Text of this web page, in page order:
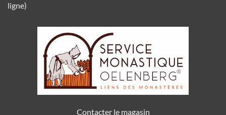
ligne)
Contacter le magasin